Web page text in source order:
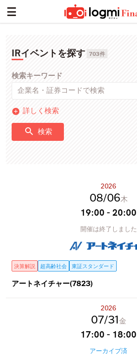
IRイベントを探す 703件
検索キーワード
詳しく検索
検索
2026
08 06木
19:00 - 20:00
開催は終了しました
決算解説 超高齢社会 東証スタンダード
アートネイチャー(7823)
2026
07 31金
17:00 - 18:00
アーカイブ済